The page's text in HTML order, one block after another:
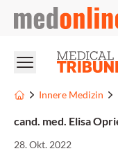
medonline
Innere Medizin
cand. med. Elisa
28. Okt. 2022